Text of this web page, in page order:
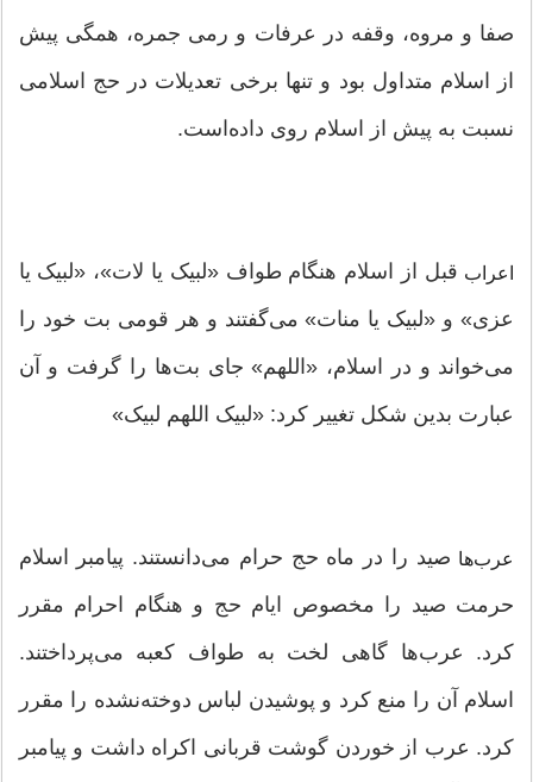
صفا و مروه، وقفه در عرفات و رمی جمره، همگی پ‍‍یش
از اسلام متداول بود و تنها برخی تعدیلات در حج اسلامی
نسبت به پیش از اسلام روی داده‌است.
اعراب قبل از اسلام هنگام طواف «لبیک یا لات»، «لبیک یا
عزی» و «لبیک یا منات» می‌گفتند و هر قومی بت خود را
می‌خواند و در اسلام، «اللهم» جای بت‌ها را گرفت و آن
عبارت بدین شکل تغییر کرد: «لبیک اللهم لبیک»
عرب‌ها صید را در ماه حج حرام می‌دانستند. پیامبر اسلام
حرمت صید را مخصوص ایام حج و هنگام احرام مقرر
کرد. عرب‌ها گاهی لخت به طواف کعبه می‌پرداختند.
اسلام آن را منع کرد و پوشیدن لباس دوخته‌نشده را مقرر
کرد. عرب از خوردن گوشت قربانی اکراه داشت و پیامبر